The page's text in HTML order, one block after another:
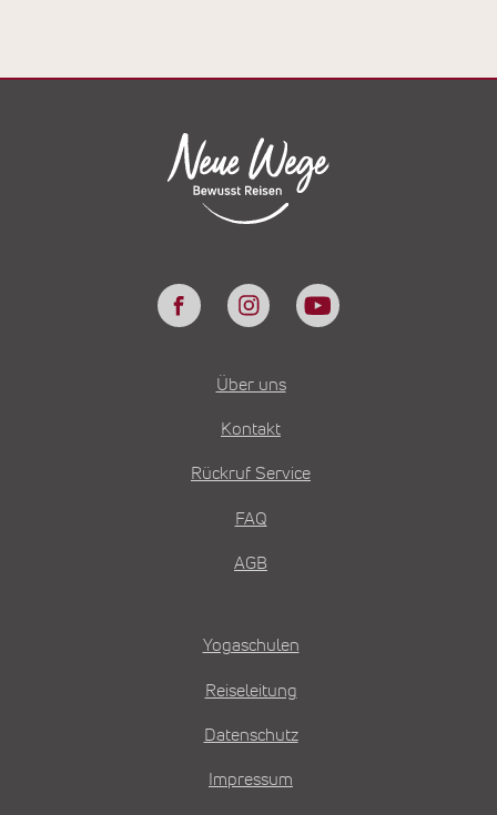
Über uns
Kontakt
Rückruf Service
FAQ
AGB
Yogaschulen
Reiseleitung
Datenschutz
Impressum